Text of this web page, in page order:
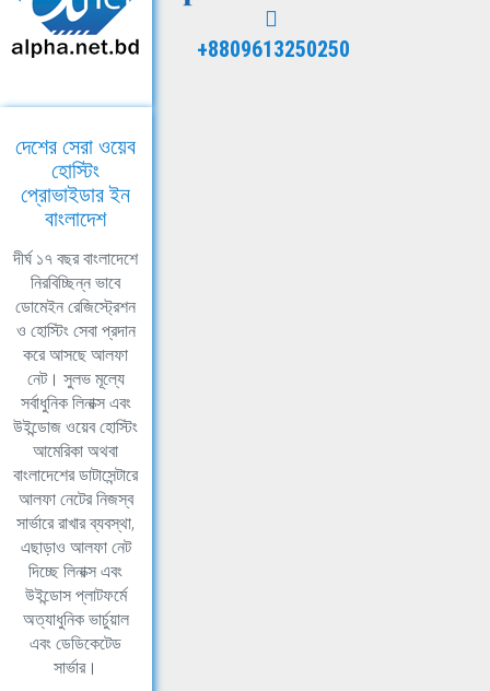
+8809613250250
দেশের সেরা ওয়েব
হোস্টিং
প্রোভাইডার ইন
বাংলাদেশ
দীর্ঘ ১৭ বছর বাংলাদেশে
নিরবিচ্ছিন্ন ভাবে
ডোমেইন রেজিস্ট্রেশন
ও হোস্টিং সেবা প্রদান
করে আসছে আলফা
নেট। সুলভ মূল্যে
সর্বাধুনিক লিনাক্স এবং
উইন্ডোজ ওয়েব হোস্টিং
আমেরিকা অথবা
বাংলাদেশের ডাটাসেন্টারে
আলফা নেটের নিজস্ব
সার্ভারে রাখার ব্যবস্থা,
এছাড়াও আলফা নেট
দিচ্ছে লিনাক্স এবং
উইন্ডোস প্লাটফর্মে
অত্যাধুনিক ভার্চুয়াল
এবং ডেডিকেটেড
সার্ভার।